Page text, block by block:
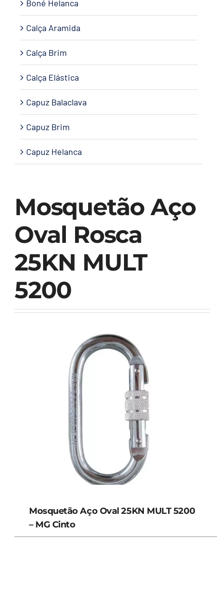
Mosquetão Aço
Oval Rosca
25KN MULT
5200
Mosquetão Aço Oval 25KN MULT 5200
– MG Cinto
Boné Helanca
Calça Aramida
Calça Brim
Calça Elástica
Capuz Balaclava
Capuz Brim
Capuz Helanca